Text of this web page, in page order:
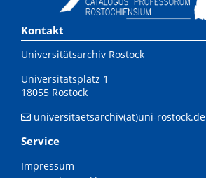
Kontakt
Universitätsarchiv Rostock
Universitätsplatz 1
18055 Rostock
universitaetsarchiv(at)uni-rostock.de
Service
Impressum